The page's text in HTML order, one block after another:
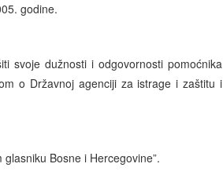
godine.
svoje dužnosti i odgovornosti pomoćnika
o Državnoj agenciji za istrage i zaštitu i
Bosne i Hercegovine”.